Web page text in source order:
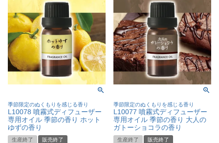
季節限定のぬくもりを感じる香り
L10078 噴霧式ディフューザー
専用オイル 季節の香り ホット
ゆずの香り
生産終了 販売終了
季節限定のぬくもりを感じる香り
L10077 噴霧式ディフューザー
専用オイル 季節の香り 大人の
ガトーショコラの香り
生産終了 販売終了